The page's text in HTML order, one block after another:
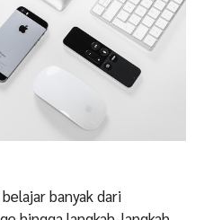
banyak dari